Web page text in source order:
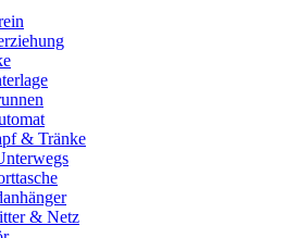
& Tränke
& Netz